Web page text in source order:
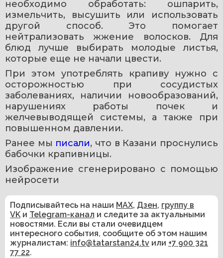
необходимо обработать: ошпарить,
измельчить, высушить или использовать
другой способ. Это помогает
нейтрализовать жжение волосков. Для
блюд лучше выбирать молодые листья,
которые еще не начали цвести.
При этом употреблять крапиву нужно с
осторожностью при сосудистых
заболеваниях, наличии новообразований,
нарушениях работы почек и
желчевыводящей системы, а также при
повышенном давлении.
Ранее мы писали, что в Казани проснулись
бабочки крапивницы.
Изображение сгенерировано с помощью
нейросети
Подписывайтесь на наши MAX, Дзен, группу в
VK и Telegram-канал и следите за актуальными
новостями. Если вы стали очевидцем
интересного события, сообщите об этом нашим
журналистам: info@tatarstan24.tv или +7 900 321
77 22.